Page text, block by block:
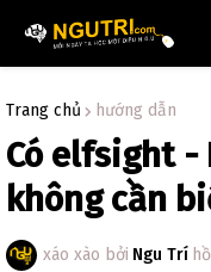
Trang chủ hướng dẫn
Có elfsight -
không cần
xáo xào bởi Ngu Trí